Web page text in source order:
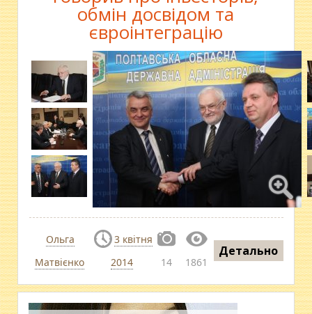
обмін досвідом та
євроінтеграцію
Ольга
Матвієнко
3 квітня
2014
14 1861
Детально